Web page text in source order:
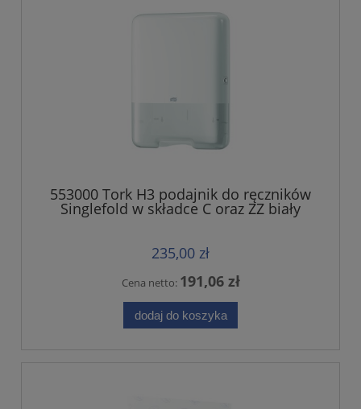
553000 Tork H3 podajnik do ręczników
Singlefold w składce C oraz ZZ biały
235,00 zł
Cena netto: 191,06 zł
dodaj do koszyka